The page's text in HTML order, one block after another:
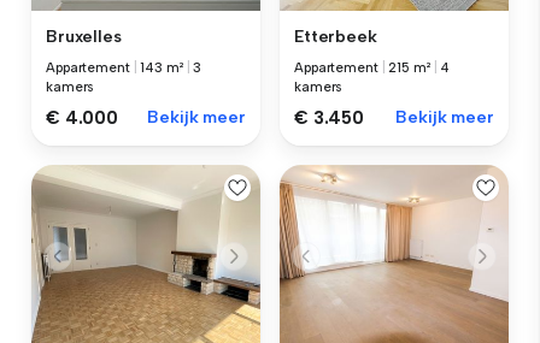
Bruxelles
Appartement |143 m² |3
kamers
€ 4.000 Bekijk meer
Etterbeek
Appartement 215 m²
4
kamers
€ 3.450 Bekijk meer